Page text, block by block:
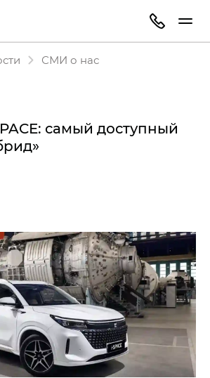
СМИ о нас
самый доступный